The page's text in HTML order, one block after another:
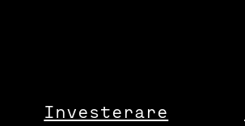
Investerare